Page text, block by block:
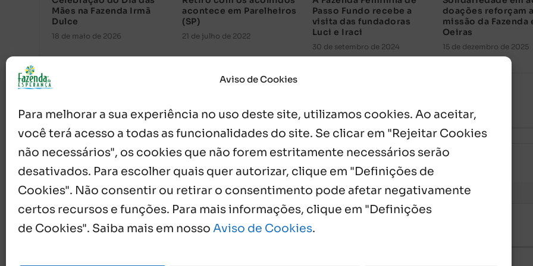
Aviso de Cookies
Para melhorar a sua experiência no uso deste site, utilizamos cookies. Ao aceitar,
você terá acesso a todas as funcionalidades do site. Se clicar em "Rejeitar Cookies
não necessários", os cookies que não forem estritamente necessários serão
desativados. Para escolher quais quer autorizar, clique em "Definições de
Cookies". Não consentir ou retirar o consentimento pode afetar negativamente
certos recursos e funções. Para mais informações, clique em "Definições
de Cookies". Saiba mais em nosso Aviso de Cookies.
Mães na Fazenda Irmã
Dulce
18 de maio de 2026
acontece em Parelheiros
(SP)
21 de julho de 2022
Passo Fundo recebe a
visita das fundadoras
Luci e Iraci
30 de setembro de 2024
doações reforçam a
missão da Fazenda
Oeiras
15 de dezembro de 2025
{} [+]